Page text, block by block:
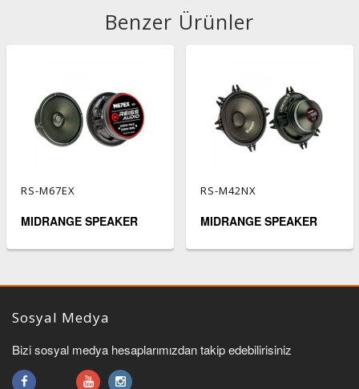
Benzer Ürünler
RS-M67EX
MIDRANGE SPEAKER
RS-M42NX
MIDRANGE SPEAKER
Sosyal Medya
Bizi sosyal medya hesaplarımızdan takip edebilirisiniz